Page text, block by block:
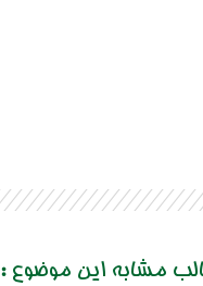
مشابه این موضوع :